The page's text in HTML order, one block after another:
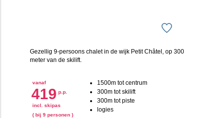
Gezellig 9-persoons chalet in de wijk Petit Châtel, op 300
meter van de skilift.
vanaf
419 p.p.
incl. skipas
( bij 9 personen )
1500m tot centrum
300m tot skilift
300m tot piste
logies